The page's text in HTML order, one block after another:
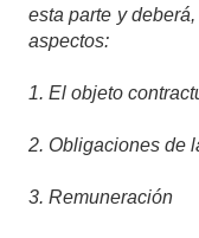
esta parte y
aspectos:
1. El objeto
2. Obligaciones de
3. Remuneración